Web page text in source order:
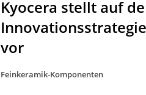
Kyocera stellt auf
vor
Feinkeramik-Komponenten